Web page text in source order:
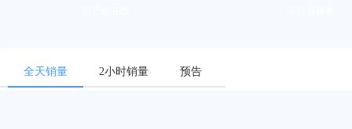
全天销量 2小时销量 预告